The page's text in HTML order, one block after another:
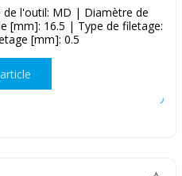
de l'outil: MD | Diamètre de
[mm]: 16.5 | Type de filetage:
[mm]: 0.5